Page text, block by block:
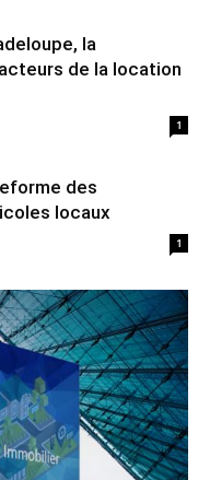
la
de la location
1
des
locaux
1